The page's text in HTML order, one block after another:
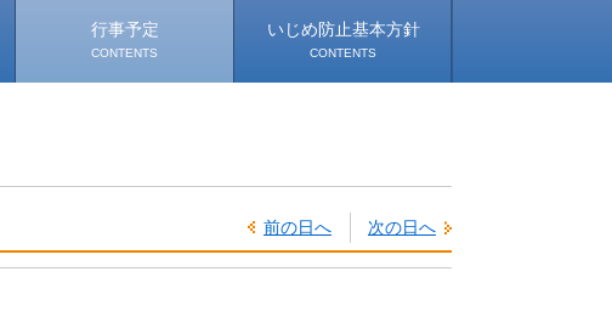
行事予定
CONTENTS
いじめ防止基本方針
CONTENTS
前の日へ 次の日へ